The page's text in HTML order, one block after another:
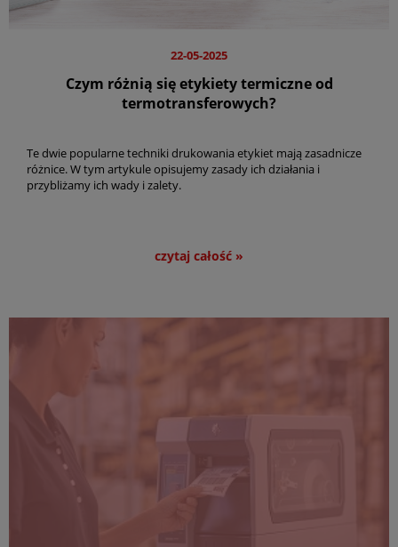
Czym różnią się etykiety termiczne od
termotransferowych?
22-05-2025
Te dwie popularne techniki drukowania etykiet mają zasadnicze
różnice. W tym artykule opisujemy zasady ich działania i
przybliżamy ich wady i zalety.
czytaj całość »